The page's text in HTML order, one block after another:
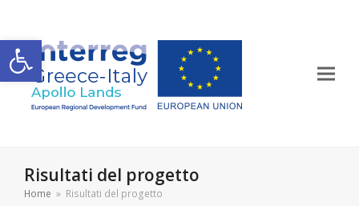
Apri la barra degli strumenti
Risultati del progetto
Home » Risultati del progetto